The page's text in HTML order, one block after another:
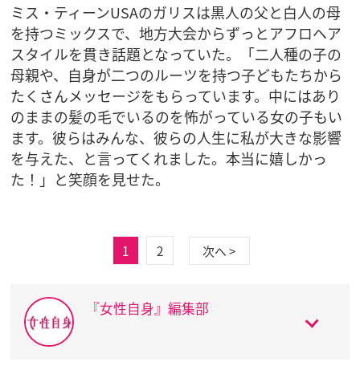
ミス・ティーンUSAのガリスは黒人の父と白人の母
を持つミックスで、地方大会からずっとアフロヘア
スタイルを貫き話題となっていた。「二人種の子の
母親や、自身が二つのルーツを持つ子どもたちから
たくさんメッセージをもらっています。中にはあり
のままの髪の毛でいるのを怖がっている女の子もい
ます。彼らはみんな、彼らの人生に私が大きな影響
を与えた、と言ってくれました。本当に嬉しかっ
た！」と笑顔を見せた。
1 2 次へ >
『女性自身』編集部